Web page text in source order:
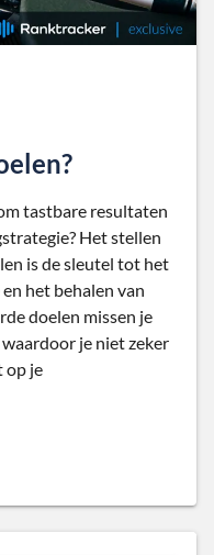
tastbare resultaten
Het stellen
is de sleutel tot het
het behalen van
doelen missen je
je niet zeker
op je